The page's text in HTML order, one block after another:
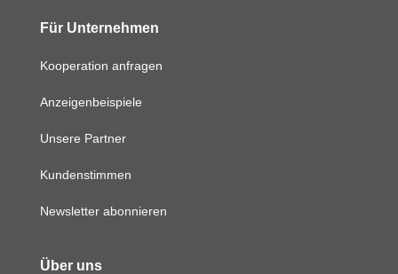
Für Unternehmen
Kooperation anfragen
Anzeigenbeispiele
Unsere Partner
Kundenstimmen
Newsletter abonnieren
Über uns